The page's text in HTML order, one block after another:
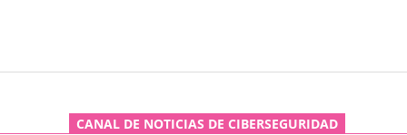
CANAL DE NOTICIAS DE CIBERSEGURIDAD